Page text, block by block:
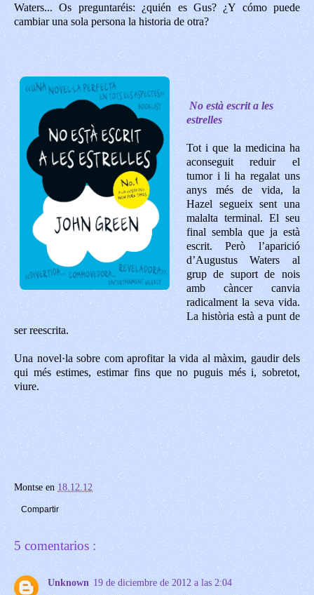
Waters... Os preguntaréis: ¿quién es Gus? ¿Y cómo puede
cambiar una sola persona la historia de otra?
No està escrit a les
estrelles
Tot i que la medicina ha
aconseguit reduir el
tumor i li ha regalat uns
anys més de vida, la
Hazel segueix sent una
malalta terminal. El seu
final sembla que ja està
escrit. Però l’aparició
d’Augustus Waters al
grup de suport de nois
amb càncer canvia
radicalment la seva vida.
La història està a punt de
ser reescrita.
Una novel·la sobre com aprofitar la vida al màxim, gaudir dels
qui més estimes, estimar fins que no puguis més i, sobretot,
viure.
Montseen18.12.12
Compartir
5 comentarios :
Unknown 19 de diciembre de 2012 a las 2:04